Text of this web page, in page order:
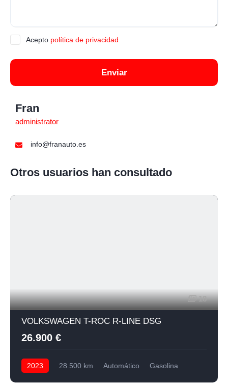
Acepto política de privacidad
Enviar
Fran
administrator
info@franauto.es
Otros usuarios han consultado
18
VOLKSWAGEN T-ROC R-LINE DSG
26.900 €
2023 28.500 km Automático Gasolina